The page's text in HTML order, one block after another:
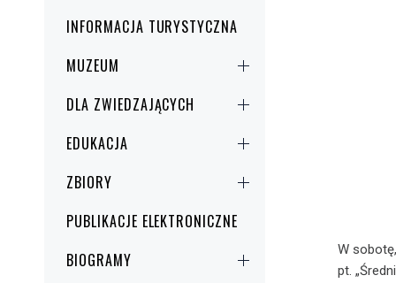
INFORMACJA TURYSTYCZNA
MUZEUM
DLA ZWIEDZAJĄCYCH
EDUKACJA
ZBIORY
PUBLIKACJE ELEKTRONICZNE
BIOGRAMY
W
pt.